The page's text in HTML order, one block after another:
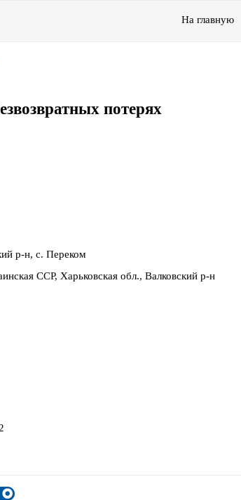
На главную
потерях
р-н, с. Переком
ССР, Харьковская обл., Валковский р-н